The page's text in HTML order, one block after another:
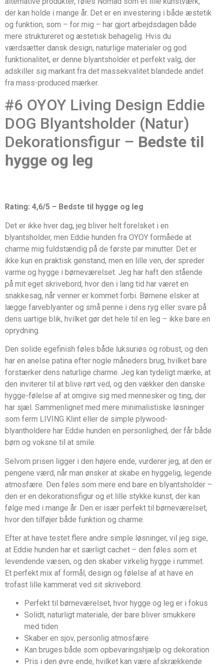
der kan holde i mange år. Det er en investering i både æstetik
og funktion, som – for mig – har gjort arbejdsdagen både
mere struktureret og æstetisk behagelig. Hvis du
værdsætter dansk design, naturlige materialer og god
funktionalitet, er denne blyantsholder et perfekt valg, der
adskiller sig markant fra det massekvalitet blandede andet
fra mass-produced mærker.
#6 OYOY Living Design Eddie
DOG Blyantsholder (Natur)
Dekorationsfigur – Bedste til
hygge og leg
Rating: 4,6/5 – Bedste til hygge og leg
Det er ikke hver dag, jeg bliver helt forelsket i en
blyantsholder, men Eddie hunden fra OYOY formåede at
charme mig fuldstændig på de første par minutter. Det er
ikke kun en praktisk genstand, men en lille ven, der spreder
varme og hygge i børneværelset. Jeg har haft den stående
på mit eget skrivebord, hvor den i lang tid har været en
snakkesag, når venner er kommet forbi. Børnene elsker at
lægge farveblyanter og små penne i dens ryg eller svare på
dens uartige blik, hvilket gør det hele til en leg – ikke bare en
oprydning.
Den solide egefinish føles både luksuriøs og robust, og den
har en anelse patina efter nogle måneders brug, hvilket bare
forstærker dens naturlige charme. Jeg kan tydeligt mærke, at
den inviterer til at blive rørt ved, og den vækker den danske
hygge-følelse af at omgive sig med mennesker og ting, der
har sjæl. Sammenlignet med mere minimalistiske løsninger
som ferm LIVING Klint eller de simple plywood-
blyantholdere har Eddie hunden en personlighed, der får både
børn og voksne til at smile.
Selvom prisen ligger i den højere ende, vurderer jeg, at den er
pengene værd, når man ønsker at skabe en hyggelig, legende
atmosfære. Den føles som mere end bare en blyantsholder –
den er en dekorationsfigur og et lille stykke kunst, der kan
følge med i mange år. Den er især perfekt til børneværelset,
hvor den tilføjer både funktion og charme.
Efter at have testet flere andre simple løsninger, vil jeg sige,
at Eddie hunden har et særligt cachet – den føles som et
levendende væsen, og den skaber virkelig hygge i rummet.
Et perfekt mix af formål, design og følelse af at have en
trofast lille kammerat ved sit skrivebord.
Perfekt til børneværelset, hvor hygge og leg er i fokus
Solidt, naturligt materiale, der bare bliver smukkere
med tiden
Skaber en sjov, personlig atmosfære
Kan bruges både som opbevaringshjælp og dekoration
Pris i den øvre ende, hvilket kan være afskrækkende